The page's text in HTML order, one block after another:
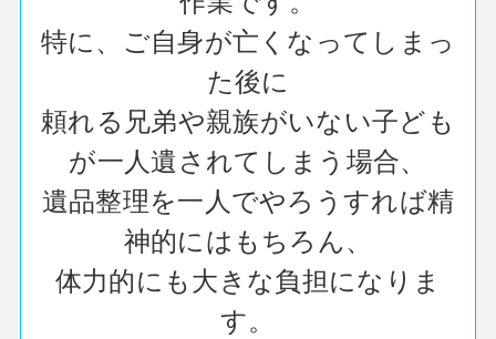
特に、ご自身が亡くなってしまっ
た後に
頼れる兄弟や親族がいない子ども
が一人遺されてしまう場合、
遺品整理を一人でやろうすれば精
神的にはもちろん、
体力的にも大きな負担になりま
す。